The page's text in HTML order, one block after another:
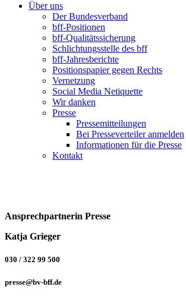
Über uns
Der Bundesverband
bff-Positionen
bff-Qualitätssicherung
Schlichtungsstelle des bff
bff-Jahresberichte
Positionspapier gegen Rechts
Vernetzung
Social Media Netiquette
Wir danken
Presse
Pressemitteilungen
Bei Presseverteiler anmelden
Informationen für die Presse
Kontakt
Ansprechpartnerin Presse
Katja Grieger
030 / 322 99 500
presse@bv-bff.de